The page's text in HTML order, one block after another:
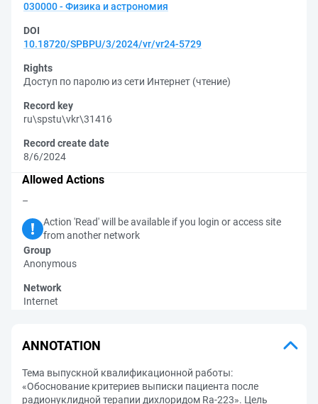
030000 - Физика и астрономия
DOI
10.18720/SPBPU/3/2024/vr/vr24-5729
Rights
Доступ по паролю из сети Интернет (чтение)
Record key
ru\spstu\vkr\31416
Record create date
8/6/2024
Allowed Actions
–
Action 'Read' will be available if you login or access site
from another network
Group
Anonymous
Network
Internet
ANNOTATION
Тема выпускной квалификационной работы:
«Обоснование критериев выписки пациента после
радионуклидной терапии дихлоридом Ra-223». Цель